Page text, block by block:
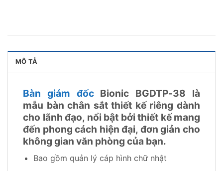
MÔ TẢ
Bàn giám đốcBionic BGDTP-38 là
mẫu bàn chân sắt thiết kế riêng dành
cho lãnh đạo, nổi bật bởi thiết kế mang
đến phong cách hiện đại, đơn giản cho
không gian văn phòng của bạn.
Bao gồm quản lý cáp hình chữ nhật